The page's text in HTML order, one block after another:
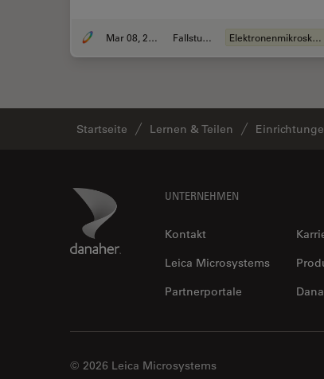
Mar 08, 2021 Fallstudie Elektronenmikroskopie
Startseite Lernen & Teilen
Danaher Logo UNTERNEHMEN
Kontakt
Leica Microsystems
Partnerportale
© 2026 Leica Microsystems